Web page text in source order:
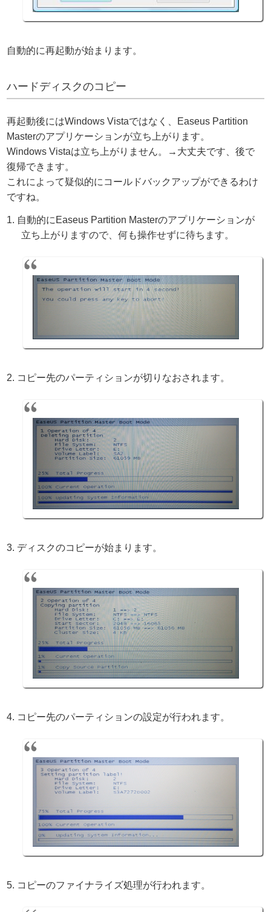
自動的に再起動が始まります。
ハードディスクのコピー
再起動後にはWindows Vistaではなく、Easeus Partition
Masterのアプリケーションが立ち上がります。
Windows Vistaは立ち上がりません。→大丈夫です、後で
復帰できます。
これによって疑似的にコールドバックアップができるわけ
ですね。
自動的にEaseus Partition Masterのアプリケーションが
立ち上がりますので、何も操作せずに待ちます。
コピー先のパーティションが切りなおされます。
ディスクのコピーが始まります。
コピー先のパーティションの設定が行われます。
コピーのファイナライズ処理が行われます。